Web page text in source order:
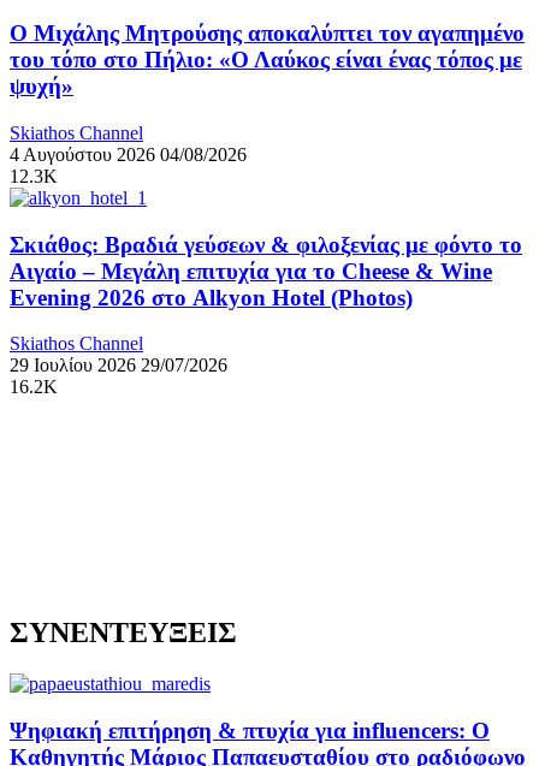
Ο Μιχάλης Μητρούσης αποκαλύπτει τον αγαπημένο
του τόπο στο Πήλιο: «Ο Λαύκος είναι ένας τόπος με
ψυχή»
Skiathos Channel
4 Αυγούστου 2026 04/08/2026
12.3K
Σκιάθος: Βραδιά γεύσεων & φιλοξενίας με φόντο το
Αιγαίο – Μεγάλη επιτυχία για το Cheese & Wine
Evening 2026 στο Alkyon Hotel (Photos)
Skiathos Channel
29 Ιουλίου 2026 29/07/2026
16.2K
ΣΥΝΕΝΤΕΥΞΕΙΣ
Ψηφιακή επιτήρηση & πτυχία για influencers: Ο
Καθηγητής Μάριος Παπαευσταθίου στο ραδιόφωνο